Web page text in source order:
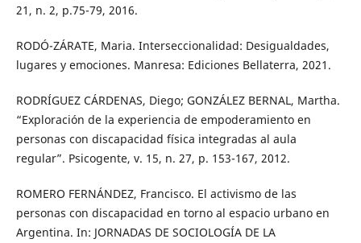
21, n. 2, p.75-79, 2016.
RODÓ-ZÁRATE, Maria. Interseccionalidad: Desigualdades,
lugares y emociones. Manresa: Ediciones Bellaterra, 2021.
RODRÍGUEZ CÁRDENAS, Diego; GONZÁLEZ BERNAL, Martha.
“Exploración de la experiencia de empoderamiento en
personas con discapacidad física integradas al aula
regular”. Psicogente, v. 15, n. 27, p. 153-167, 2012.
ROMERO FERNÁNDEZ, Francisco. El activismo de las
personas con discapacidad en torno al espacio urbano en
Argentina. In: JORNADAS DE SOCIOLOGÍA DE LA